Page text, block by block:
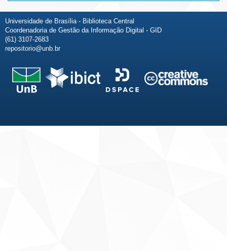
Universidade de Brasília - Biblioteca Central
Coordenadoria de Gestão da Informação Digital - GID
(61) 3107-2683
repositorio@unb.br